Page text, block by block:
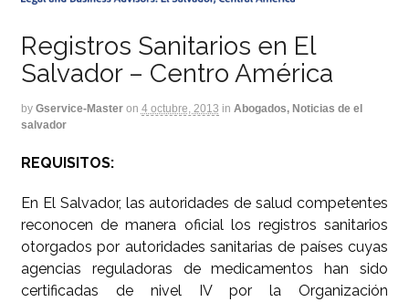
Registros Sanitarios en El
Salvador – Centro América
by Gservice-Master on 4 octubre, 2013 in Abogados, Noticias de el
salvador
REQUISITOS:
En El Salvador, las autoridades de salud competentes
reconocen de manera oficial los registros sanitarios
otorgados por autoridades sanitarias de países cuyas
agencias reguladoras de medicamentos han sido
certificadas de nivel IV por la Organización